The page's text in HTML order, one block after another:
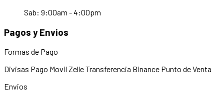
Sab: 9:00am - 4:00pm
Pagos y Envios
Formas de Pago
Divisas Pago Movil ZelleTransferencia Binance Punto de Venta
Envios